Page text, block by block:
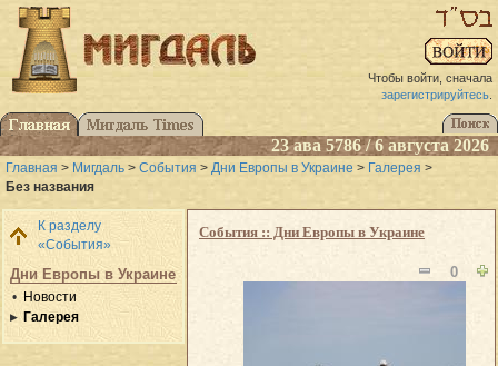
Чтобы войти, сначала
зарегистрируйтесь.
23 ава 5786 / 6 августа 2026
Главная > Мигдаль > События > Дни Европы в Украине > Галерея >
Без названия
К разделу
«События»
Дни Европы в Украине
Новости
Галерея
События :: Дни Европы в Украине
0